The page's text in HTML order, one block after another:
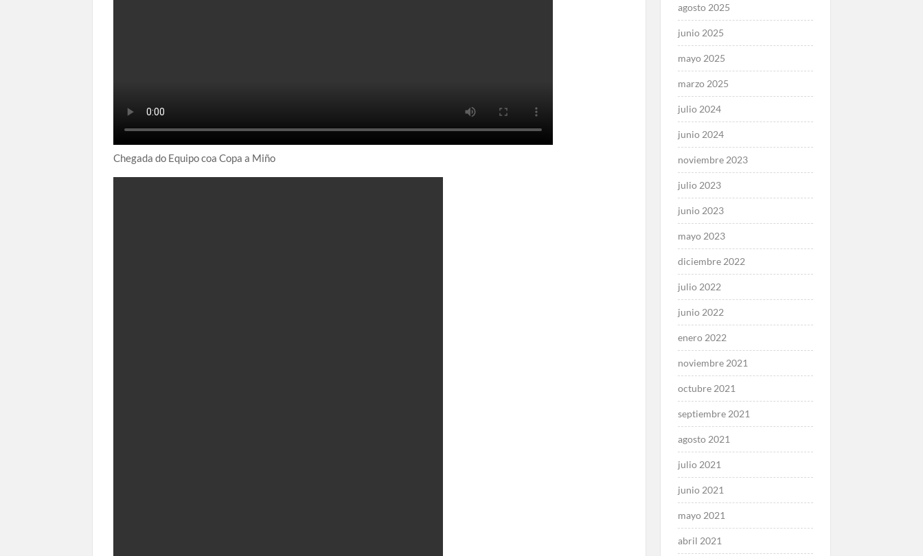
Chegada do Equipo coa Copa a Miño
agosto 2025
junio 2025
mayo 2025
marzo 2025
julio 2024
junio 2024
noviembre 2023
julio 2023
junio 2023
mayo 2023
diciembre 2022
julio 2022
junio 2022
enero 2022
noviembre 2021
octubre 2021
septiembre 2021
agosto 2021
julio 2021
junio 2021
mayo 2021
abril 2021